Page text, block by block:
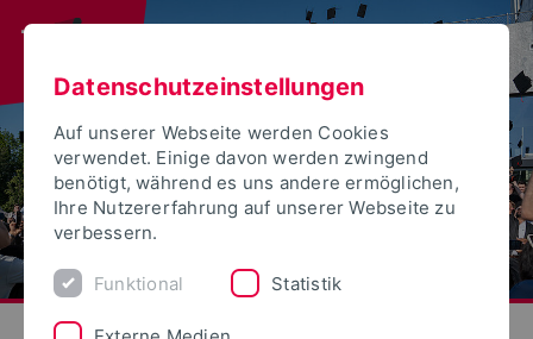
Datenschutzeinstellungen
Auf unserer Webseite werden Cookies
verwendet. Einige davon werden zwingend
benötigt, während es uns andere ermöglichen,
Ihre Nutzererfahrung auf unserer Webseite zu
verbessern.
Funktional Statistik